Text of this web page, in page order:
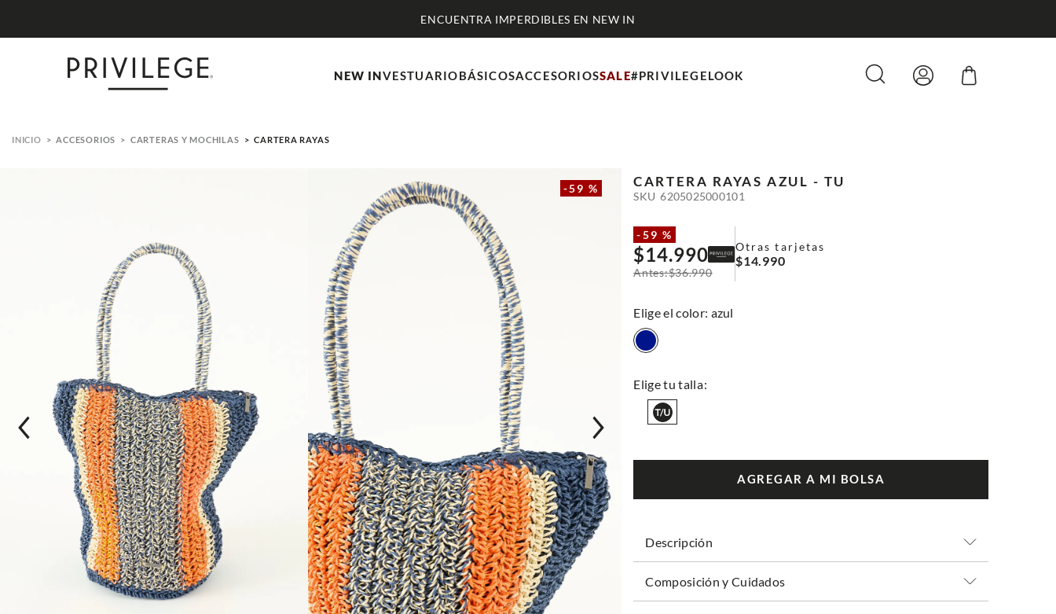
ENCUENTRA IMPERDIBLES EN NEW IN
NEW INVESTUARIOBÁSICOSACCESORIOSSALE#PRIVILEGELOOK
ACCESORIOS CARTERAS Y MOCHILAS CARTERA RAYAS
-59 % CARTERA RAYAS AZUL - TU
SKU 6205025000101
-59 %
$14.990
$36.990
Otras tarjetas
$14.990
: azul
AGREGAR A MI BOLSA
Descripción
Composición y Cuidados